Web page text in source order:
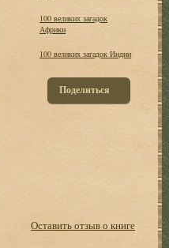
100 великих загадок
Африки
100 великих загадок Индии
Поделиться
Оставить отзыв о книге